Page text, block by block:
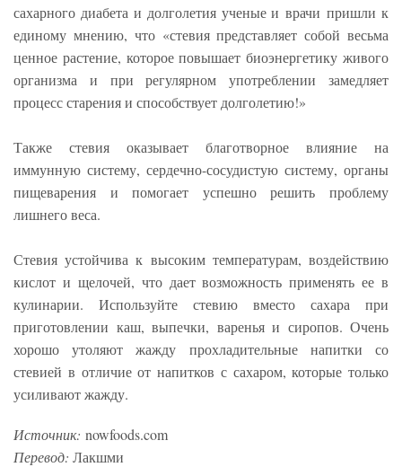
сахарного диабета и долголетия ученые и врачи пришли к
единому мнению, что «стевия представляет собой весьма
ценное растение, которое повышает биоэнергетику живого
организма и при регулярном употреблении замедляет
процесс старения и способствует долголетию!»
Также стевия оказывает благотворное влияние на
иммунную систему, сердечно-сосудистую систему, органы
пищеварения и помогает успешно решить проблему
лишнего веса.
Стевия устойчива к высоким температурам, воздействию
кислот и щелочей, что дает возможность применять ее в
кулинарии. Используйте стевию вместо сахара при
приготовлении каш, выпечки, варенья и сиропов. Очень
хорошо утоляют жажду прохладительные напитки со
стевией в отличие от напитков с сахаром, которые только
усиливают жажду.
Источник: nowfoods.com
Перевод: Лакшми